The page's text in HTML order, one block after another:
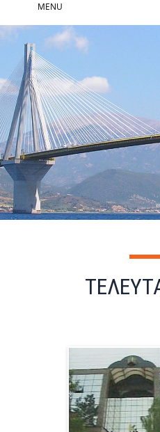
MENU